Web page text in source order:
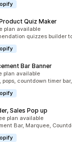
Quiz Maker
plan available
quizzes builder
Bar Banner
plan available
pops, countdown timer
Sales Pop up
plan available
Bar, Marquee,